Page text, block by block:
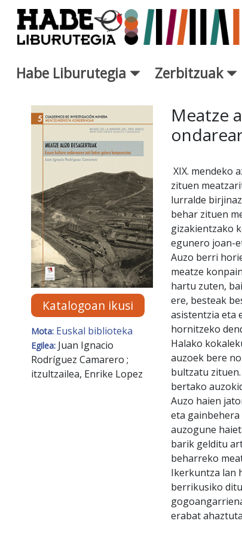
Eduki nagusira joan
Habe Liburutegia Zerbitzuak
Eskuratu berriak Fitxa -
Katalogoan ikusi
Mota: Euskal biblioteka
Egilea: Juan Ignacio
Rodríguez Camarero ;
itzultzailea, Enrike Lopez
Meatze
XIX. mendeko
zituen
lurralde
behar zituen
gizakientzako
egunero joan-
Auzo berri
meatze
hartu zuten,
ere, besteak
asistentzia eta
hornitzeko
Halako
auzoek bere
bultzatu
bertako
Auzo haien
eta
auzogune
barik gelditu
beharreko
Ikerkuntza lan
berrikusiko
erabat